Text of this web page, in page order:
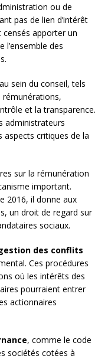
ou de
pas de lien d’intérêt
apporter un
l’ensemble des
au sein du conseil, tels
rémunérations,
et la transparence.
administrateurs
aspects critiques de la
sur la rémunération
important.
2016, il donne aux
un droit de regard sur
sociaux.
des conflits
Ces procédures
où les intérêts des
pourraient entrer
actionnaires
, comme le code
sociétés cotées à